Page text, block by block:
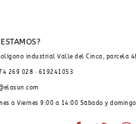
industrial Valle del Cinca, parcela
269 028 · 619241053
a Viernes 9:00 a 14:00 Sábado y